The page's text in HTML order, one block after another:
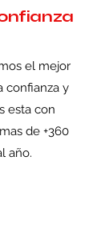
el mejor
confianza y
esta con
de +360
año.